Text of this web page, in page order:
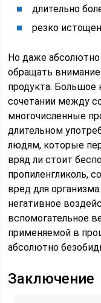
длительно
резко
Но даже
обращать
продукта. Большое
сочетании между
многочисленные
длительном
людям, которые
вряд ли стоит
пропиленгликоль,
вред для
негативное
вспомогательное
применяемой в
абсолютно
Заключение